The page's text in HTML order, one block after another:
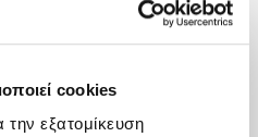
cookies
την εξατομίκευση